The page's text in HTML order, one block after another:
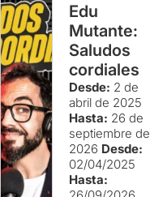
Edu
Mutante:
Saludos
cordiales
Desde: 2 de
abril de 2025
Hasta: 26 de
septiembre de
2026 Desde:
02/04/2025
Hasta: